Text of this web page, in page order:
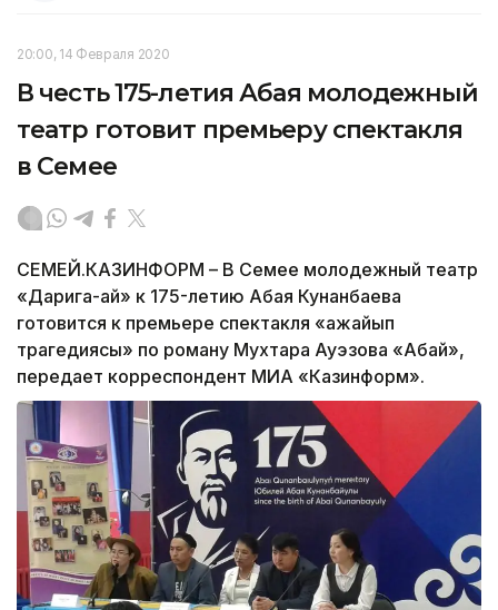
20:00, 14 Февраля 2020
В честь 175-летия Абая молодежный
театр готовит премьеру спектакля
в Семее
СЕМЕЙ.КАЗИНФОРМ – В Семее молодежный театр
«Дарига-ай» к 175-летию Абая Кунанбаева
готовится к премьере спектакля «Ғажайып
трагедиясы» по роману Мухтара Ауэзова «Абай»,
передает корреспондент МИА «Казинформ».